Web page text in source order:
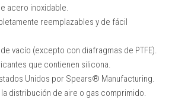
acero inoxidable.
reemplazables y de fácil
vacío (excepto con diafragmas de PTFE).
que contienen silicona.
Unidos por Spears® Manufacturing.
distribución de aire o gas comprimido.